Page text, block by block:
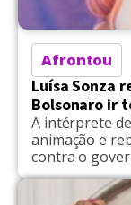
Afrontou
Luísa Sonza
Bolsonaro ir
A intérprete
animação e
contra o